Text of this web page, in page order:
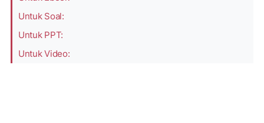
Untuk Soal:
Untuk PPT:
Untuk Video: